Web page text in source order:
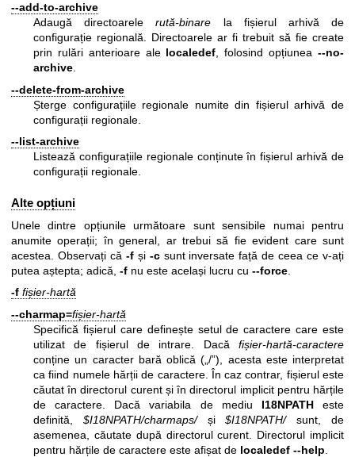
--add-to-archive
Adaugă directoarelerută-binare la fișierul arhivă de
configurație regională. Directoarele ar fi trebuit să fie create
prin rulări anterioare ale localedef, folosind opțiunea--no-
archive.
--delete-from-archive
Șterge configurațiile regionale numite din fișierul arhivă de
configurații regionale.
--list-archive
Listează configurațiile regionale conținute în fișierul arhivă de
configurații regionale.
Alte opțiuni
Unele dintre opțiunile următoare sunt sensibile numai pentru
anumite operații; în general, ar trebui să fie evident care sunt
acestea. Observați că -fși -csunt inversate față de ceea ce v-ați
putea aștepta; adică, -f nu este același lucru cu --force
-f fișier-hartă
--charmap=fișier-hartă
Specifică fișierul care definește setul de caractere care este
utilizat de fișierul de intrare. Dacă fișier-hartă-caractere
conține un caracter bară oblică („/”), acesta este interpretat
ca fiind numele hărții de caractere. În caz contrar, fișierul este
căutat în directorul curent și în directorul implicit pentru hărțile
de caractere. Dacă variabila de mediu I18NPATHeste
definită, $I18NPATH/charmaps/și$I18NPATH/sunt, de
asemenea, căutate după directorul curent. Directorul implicit
pentru hărțile de caractere este afișat de localedef --help